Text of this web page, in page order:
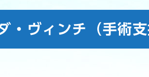
ヴィンチ（手術支